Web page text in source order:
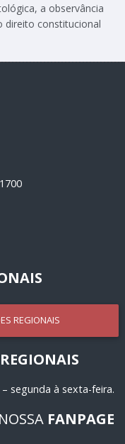
a observância
direito constitucional
REGIONAIS
REGIONAIS
segunda à sexta-feira.
FANPAGE